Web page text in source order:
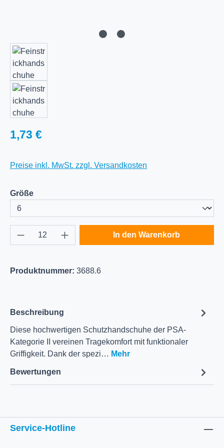
Regulärer Preis:
1,73 €
Preise inkl. MwSt. zzgl. Versandkosten
Größeauswählen
Produkt Anzahl: Gib den gewünschten
In den Warenkorb
Produktnummer: 3688.6
Beschreibung
Diese hochwertigen Schutzhandschuhe der PSA-
Kategorie II vereinen Tragekomfort mit funktionaler
Griffigkeit. Dank der spezi… Mehr
Bewertungen
Service-Hotline